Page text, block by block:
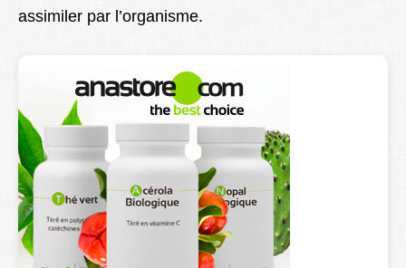
assimiler par l’organisme.